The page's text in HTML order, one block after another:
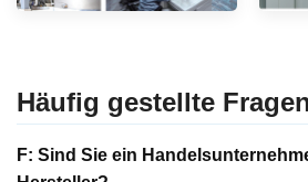
Häufig gestellte
F: Sind Sie ein